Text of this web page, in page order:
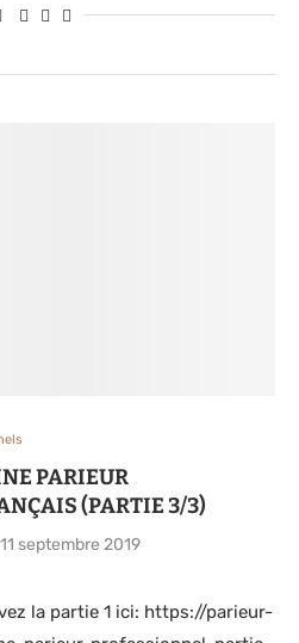
PARIEUR
(PARTIE 3/3)
11 septembre 2019
la partie 1 ici: https://parieur-